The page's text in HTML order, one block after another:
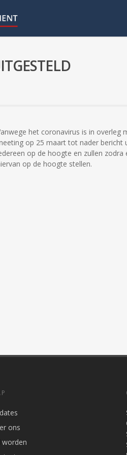
het coronavirus is in overleg
op 25 maart tot nader bericht
op de hoogte en zullen zodra
op de hoogte stellen.
ons
worden